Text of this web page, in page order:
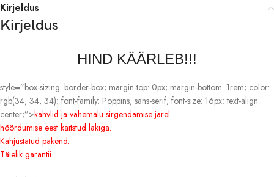
Kirjeldus
Kirjeldus
HIND KÄÄRLEB!!!
style=”box-sizing: border-box; margin-top: 0px; margin-bottom: 1rem; color:
rgb(34, 34, 34); font-family: Poppins, sans-serif; font-size: 16px; text-align:
center;”>kahvlid ja vahemälu sirgendamise järel
hõõrdumise eest kaitstud lakiga.
Kahjustatud pakend.
Täielik garantii.